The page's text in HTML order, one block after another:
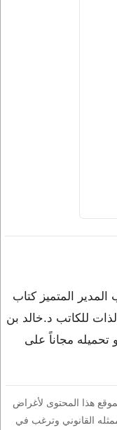
المدير المتميز كتاب
للكاتب د.خالد بن
تحميله مجاناً على
هذا المحتوى لأغراض
القانوني وترغب في